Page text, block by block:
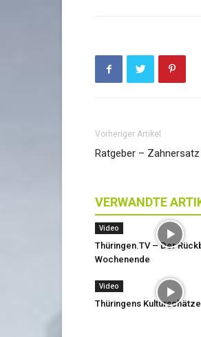
Vorheriger Artikel
Ratgeber –
VERWANDTE
Video
Thüringen.TV – Der
Wochenende
Video
Thüringens Kulturschätze